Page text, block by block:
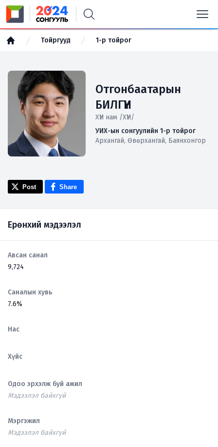
Тойргууд 1-р тойрог
Отгонбаатарын
БИЛГҮҮН
ХҮН нам /ХҮН/
УИХ-ын сонгуулийн 1-р тойрог
Архангай, Өвөрхангай, Баянхонгор
Post Share
Ерөнхий мэдээлэл
Авсан санал
9,724
Саналын хувь
7.6%
Нас
Хүйс
Одоо эрхэлж буй ажил
Мэдээлэл байхгүй
Мэргэжил
Мэдээлэл байхгүй